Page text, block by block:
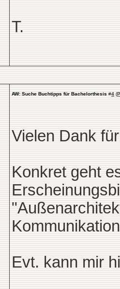
T.
AW: Suche Buchtipps für Bachelorthesis #4 (
Vielen Dank
Konkret geht
Evt. kann mir